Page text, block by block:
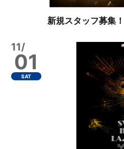
新規スタッフ募集！
11/
01
SAT